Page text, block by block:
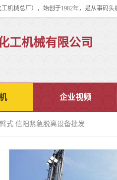
工机械有限公司
企业视频
式 信阳紧急脱离设备批发